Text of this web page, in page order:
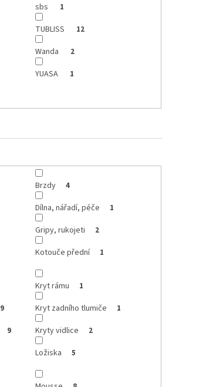
sbs 1
TUBLISS 12
Wanda 2
YUASA 1
Brzdy 4
Dílna, nářadí, péče 1
Gripy, rukojeti 2
Kotouče přední 1
Kryt rámu 1
9 Kryt zadního tlumiče 1
9 Kryty vidlice 2
Ložiska 5